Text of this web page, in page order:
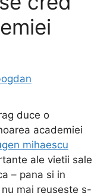
duce o
academiei
mihaescu
ale vietii sale
– pana si in
mai reuseste s-